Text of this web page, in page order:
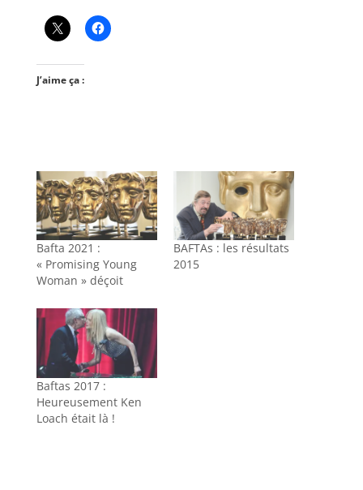
J’aime ça :
Bafta 2021 :
« Promising Young
Woman » déçoit
BAFTAs : les résultats
2015
Baftas 2017 :
Heureusement Ken
Loach était là !